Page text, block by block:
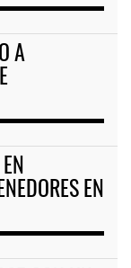
A
EN